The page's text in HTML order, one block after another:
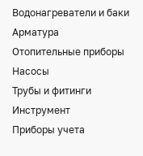
Водонагреватели и баки
Арматура
Отопительные приборы
Насосы
Трубы и фитинги
Инструмент
Приборы учета